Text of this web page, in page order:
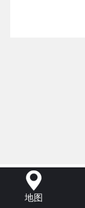

地图